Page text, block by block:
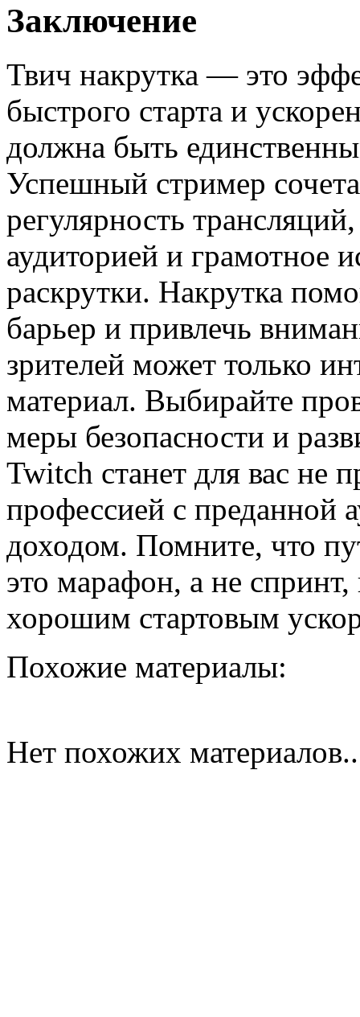
Заключение
Твич накрутка — это
быстрого старта и
должна быть
Успешный стример
регулярность
аудиторией и грамотное
раскрутки. Накрутка
барьер и привлечь
зрителей может только
материал. Выбирайте
меры безопасности и
Twitch станет для вас не
профессией с преданной
доходом. Помните, что
это марафон, а не
хорошим стартовым
Похожие материалы:
Нет похожих